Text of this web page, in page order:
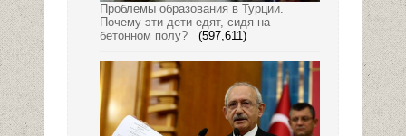
Проблемы образования в Турции.
Почему эти дети едят, сидя на
бетонном полу?
(597,611)